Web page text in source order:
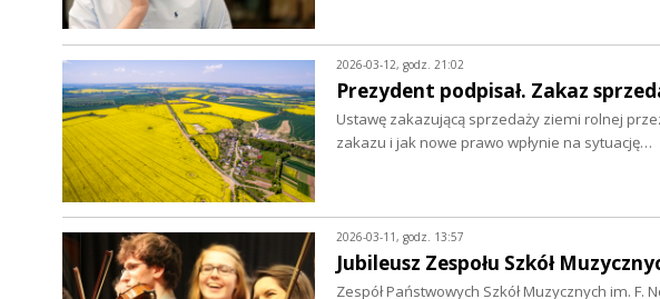
2026-03-12, godz. 21:02
Prezydent podpisał. Zakaz
Ustawę zakazującą sprzedaży ziemi rolnej
zakazu i jak nowe prawo wpłynie na sytuację…
2026-03-11, godz. 13:57
Jubileusz Zespołu Szkół
Zespół Państwowych Szkół Muzycznych im.